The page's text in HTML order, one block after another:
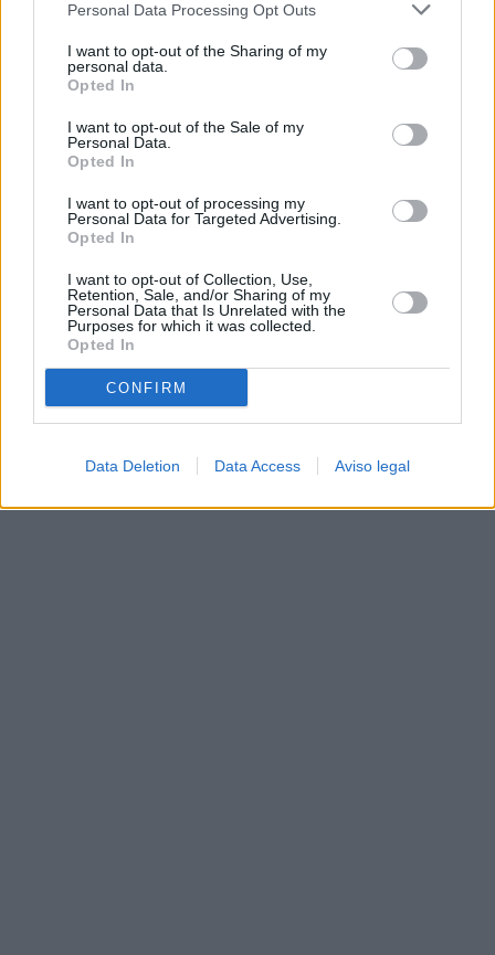
negar su consentimiento. Tenga en cuenta que algún
de su consentimiento, pero usted tiene el derecho de
rechazar tal procesamiento. Sus preferencias se aplicarán
cualquier momento entrando de nuevo en este sitio web o
visitando nuestra política de privacidad.
Personal Data Processing Opt Outs
I want to opt-out of the Sharing of my
personal data.
Opted In
I want to opt-out of the Sale of my
Personal Data.
Opted In
I want to opt-out of processing my
Personal Data for Targeted Advertising.
Opted In
I want to opt-out of Collection, Use,
Retention, Sale, and/or Sharing of my
Personal Data that Is Unrelated with the
Purposes for which it was collected.
Opted In
CONFIRM
Data Deletion Data Access Aviso legal